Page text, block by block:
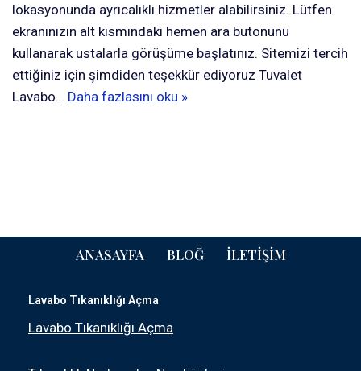
lokasyonunda ayrıcalıklı hizmetler alabilirsiniz. Lütfen
ekranınızın alt kısmındaki hemen ara butonunu
kullanarak ustalarla görüşüme başlatınız. Sitemizi tercih
ettiğiniz için şimdiden teşekkür ediyoruz Tuvalet
Lavabo… Daha fazlasını oku »
ANASAYFA BLOĞ İLETIŞIM
Lavabo Tıkanıklığı Açma
Lavabo Tıkanıklığı Açma